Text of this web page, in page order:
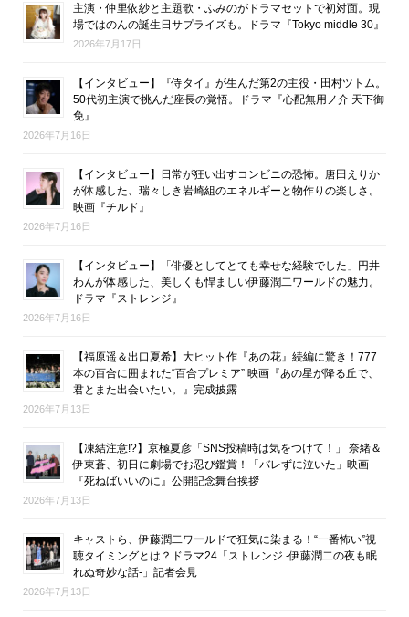
主演・仲里依紗と主題歌・ふみのがドラマセットで初対面。現
場ではのんの誕生日サプライズも。ドラマ『Tokyo middle 30』
2026年7月17日
【インタビュー】『侍タイ』が生んだ第2の主役・田村ツトム。
50代初主演で挑んだ座長の覚悟。ドラマ『心配無用ノ介 天下御
免』
2026年7月16日
【インタビュー】日常が狂い出すコンビニの恐怖。唐田えりか
が体感した、瑞々しき岩崎組のエネルギーと物作りの楽しさ。
映画『チルド』
2026年7月16日
【インタビュー】「俳優としてとても幸せな経験でした」円井
わんが体感した、美しくも悍ましい伊藤潤二ワールドの魅力。
ドラマ『ストレンジ』
2026年7月16日
【福原遥＆出口夏希】大ヒット作『あの花』続編に驚き！777
本の百合に囲まれた“百合プレミア” 映画『あの星が降る丘で、
君とまた出会いたい。』完成披露
2026年7月13日
【凍結注意!?】京極夏彦「SNS投稿時は気をつけて！」 奈緒＆
伊東蒼、初日に劇場でお忍び鑑賞！「バレずに泣いた」映画
『死ねばいいのに』公開記念舞台挨拶
2026年7月13日
キャストら、伊藤潤二ワールドで狂気に染まる！“一番怖い”視
聴タイミングとは？ドラマ24「ストレンジ -伊藤潤二の夜も眠
れぬ奇妙な話-」記者会見
2026年7月13日